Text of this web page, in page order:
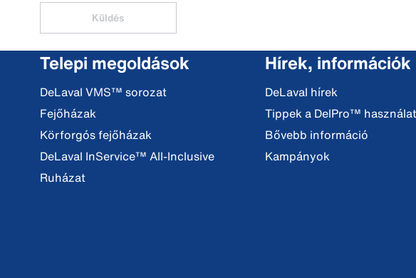
Küldés
Telepi megoldások
DeLaval VMS™ sorozat
Fejőházak
Körforgós fejőházak
DeLaval InService™ All-Inclusive
Ruházat
Hírek, információk
DeLaval hírek
Tippek a DelPro™
Bővebb információ
Kampányok